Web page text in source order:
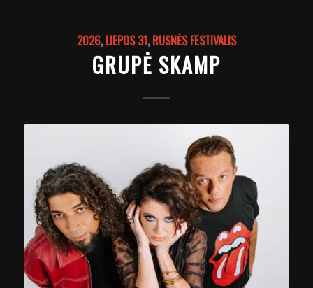
2026,LIEPOS 31,RUSNĖS FESTIVALIS
GRUPĖ SKAMP